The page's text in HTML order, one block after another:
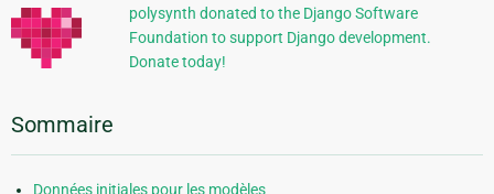
polysynth donated to the Django Software
Foundation to support Django development.
Donate today!
Sommaire
Données initiales pour les modèles